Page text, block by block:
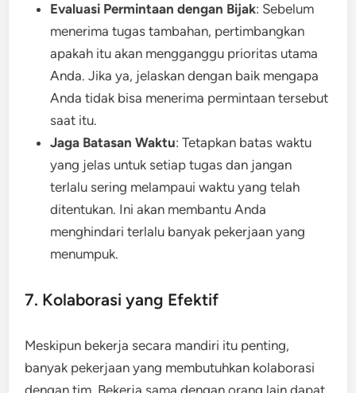
Evaluasi Permintaan dengan Bijak: Sebelum
menerima tugas tambahan, pertimbangkan
apakah itu akan mengganggu prioritas utama
Anda. Jika ya, jelaskan dengan baik mengapa
Anda tidak bisa menerima permintaan tersebut
saat itu.
Jaga Batasan Waktu: Tetapkan batas waktu
yang jelas untuk setiap tugas dan jangan
terlalu sering melampaui waktu yang telah
ditentukan. Ini akan membantu Anda
menghindari terlalu banyak pekerjaan yang
menumpuk.
7. Kolaborasi yang Efektif
Meskipun bekerja secara mandiri itu penting,
banyak pekerjaan yang membutuhkan kolaborasi
dengan tim. Bekerja sama dengan orang lain dapat